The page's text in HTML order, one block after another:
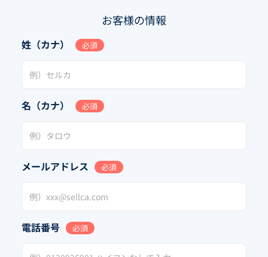
お客様の情報
姓（カナ） 必須
名（カナ） 必須
メールアドレス 必須
電話番号 必須